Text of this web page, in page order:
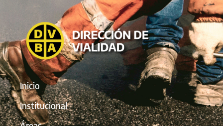
Inicio
Institucional